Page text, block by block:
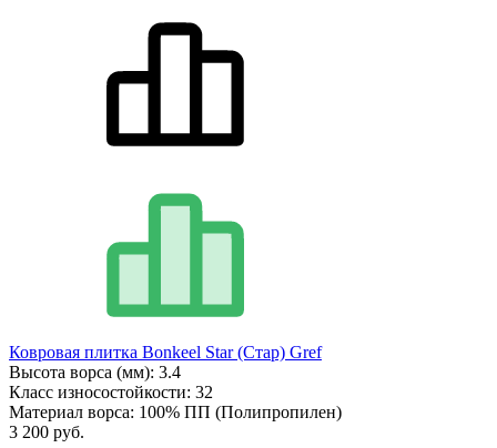
Ковровая плитка Bonkeel Star (Стар) Gref
Высота ворса (мм): 3.4
Класс износостойкости: 32
Материал ворса: 100% ПП (Полипропилен)
3 200 руб.